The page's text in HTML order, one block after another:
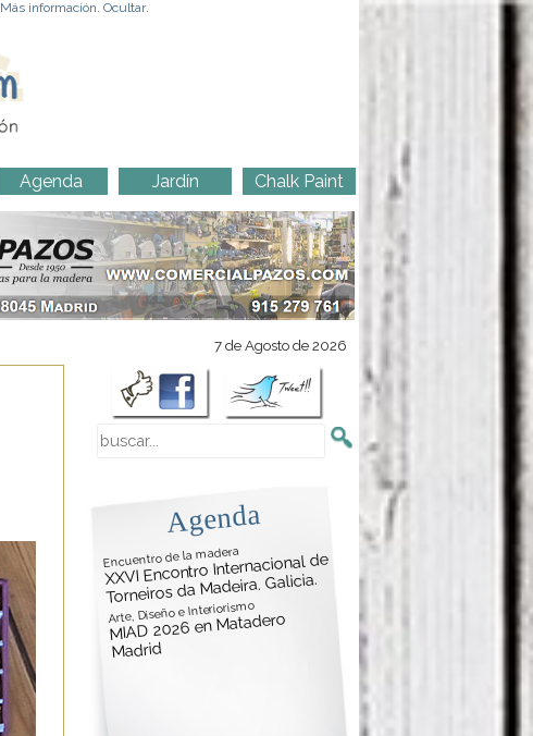
Más información. Ocultar.
Agenda Jardín Chalk Paint
7 de Agosto de 2026
Agenda
Encuentro de la madera
XXVI Encontro Internacional de
Torneiros da Madeira. Galicia.
Arte, Diseño e Interiorismo
MIAD 2026 en Matadero
Madrid